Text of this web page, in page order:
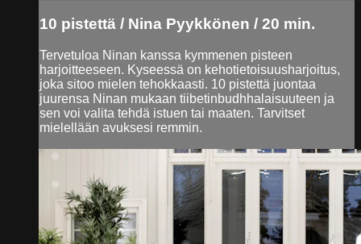
10 pistettä / Nina Pyykkönen / 20 min.
Tervetuloa Ninan kanssa kymmenen pisteen
harjoitteeseen. Kyseessä on kehotietoisuusharjoitus,
joka sitoo mielen tehokkaasti. 10 pistettä juontaa
juurensa Ninan mukaan tiibetinbudhhalaisuuteen ja
sen voi valita tehdä istuen tai maaten. Tarvitset
mielellään avuksesi remmin.